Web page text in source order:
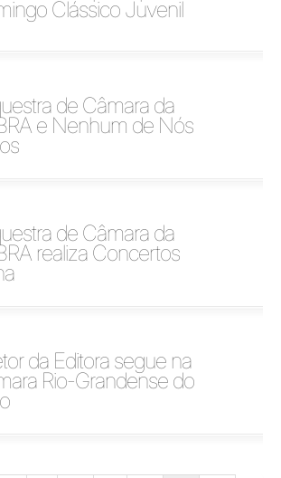
Clássico Juvenil
de Câmara da
e Nenhum de Nós
de Câmara da
realiza Concertos
da Editora segue na
Rio-Grandense do